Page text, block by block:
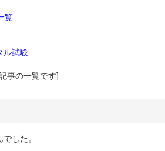
覧
ル試験
事の一覧です]
した。